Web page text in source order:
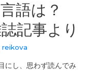
語は？
記事より
reikova
にし、思わず読んでみ